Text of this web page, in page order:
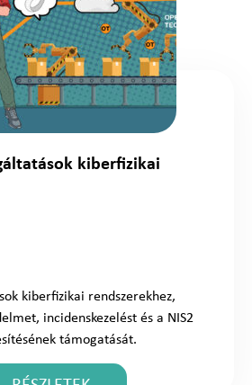
kiberfizikai
kiberfizikai rendszerekhez,
incidenskezelést és a NIS2
támogatását.